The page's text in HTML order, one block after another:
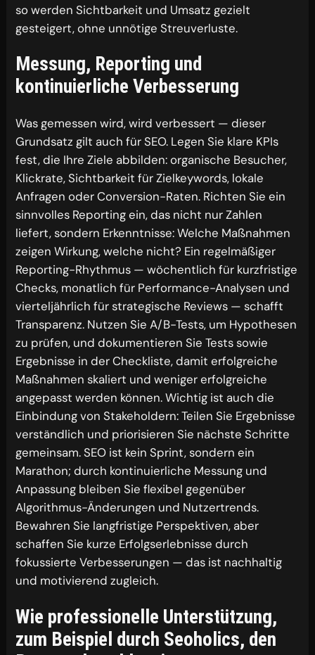
so werden Sichtbarkeit und Umsatz gezielt
gesteigert, ohne unnötige Streuverluste.
Messung, Reporting und
kontinuierliche Verbesserung
Was gemessen wird, wird verbessert — dieser
Grundsatz gilt auch für SEO. Legen Sie klare KPIs
fest, die Ihre Ziele abbilden: organische Besucher,
Klickrate, Sichtbarkeit für Zielkeywords, lokale
Anfragen oder Conversion-Raten. Richten Sie ein
sinnvolles Reporting ein, das nicht nur Zahlen
liefert, sondern Erkenntnisse: Welche Maßnahmen
zeigen Wirkung, welche nicht? Ein regelmäßiger
Reporting-Rhythmus — wöchentlich für kurzfristige
Checks, monatlich für Performance-Analysen und
vierteljährlich für strategische Reviews — schafft
Transparenz. Nutzen Sie A/B-Tests, um Hypothesen
zu prüfen, und dokumentieren Sie Tests sowie
Ergebnisse in der Checkliste, damit erfolgreiche
Maßnahmen skaliert und weniger erfolgreiche
angepasst werden können. Wichtig ist auch die
Einbindung von Stakeholdern: Teilen Sie Ergebnisse
verständlich und priorisieren Sie nächste Schritte
gemeinsam. SEO ist kein Sprint, sondern ein
Marathon; durch kontinuierliche Messung und
Anpassung bleiben Sie flexibel gegenüber
Algorithmus-Änderungen und Nutzertrends.
Bewahren Sie langfristige Perspektiven, aber
schaffen Sie kurze Erfolgserlebnisse durch
fokussierte Verbesserungen — das ist nachhaltig
und motivierend zugleich.
Wie professionelle Unterstützung,
zum Beispiel durch Seoholics, den